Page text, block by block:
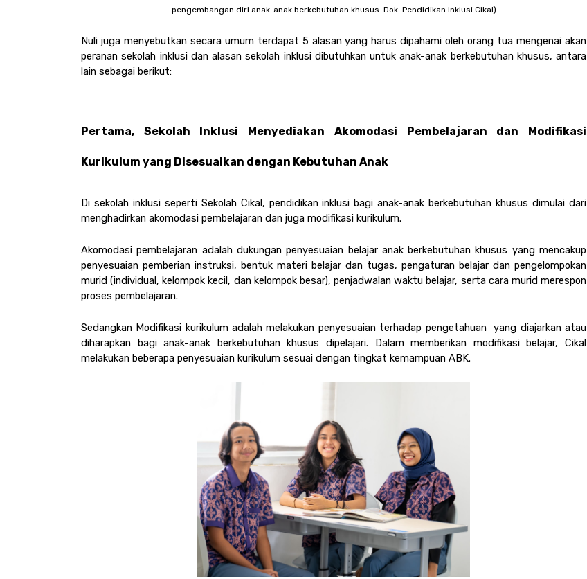
pengembangan diri anak-anak berkebutuhan khusus. Dok. Pendidikan Inklusi Cikal)
Nuli juga menyebutkan secara umum terdapat 5 alasan yang harus dipahami oleh orang tua mengenai akan
peranan sekolah inklusi dan alasan sekolah inklusi dibutuhkan untuk anak-anak berkebutuhan khusus, antara
lain sebagai berikut:
Pertama, Sekolah Inklusi Menyediakan Akomodasi Pembelajaran dan Modifikasi
Kurikulum yang Disesuaikan dengan Kebutuhan Anak
Di sekolah inklusi seperti Sekolah Cikal, pendidikan inklusi bagi anak-anak berkebutuhan khusus dimulai dari
menghadirkan akomodasi pembelajaran dan juga modifikasi kurikulum.
Akomodasi pembelajaran adalah dukungan penyesuaian belajar anak berkebutuhan khusus yang mencakup
penyesuaian pemberian instruksi, bentuk materi belajar dan tugas, pengaturan belajar dan pengelompokan
murid (individual, kelompok kecil, dan kelompok besar), penjadwalan waktu belajar, serta cara murid merespon
proses pembelajaran.
Sedangkan Modifikasi kurikulum adalah melakukan penyesuaian terhadap pengetahuan  yang diajarkan atau
diharapkan bagi anak-anak berkebutuhan khusus dipelajari. Dalam memberikan modifikasi belajar, Cikal
melakukan beberapa penyesuaian kurikulum sesuai dengan tingkat kemampuan ABK.